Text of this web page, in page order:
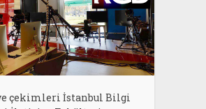
çekimleri İstanbul Bilgi